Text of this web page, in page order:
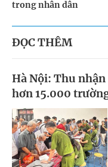
trong nhân dân
ĐỌC THÊM
Hà Nội: Thu
hơn 15.000